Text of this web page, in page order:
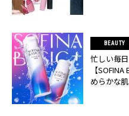
BEAUTY
忙しい毎
【
めらかな